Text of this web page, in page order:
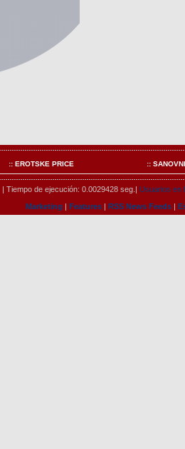
:: EROTSKE PRICE ::
| Tiempo de ejecución: 0.0029428 seg.| Usuarios en
Marketing | Features| RSS News Feeds|